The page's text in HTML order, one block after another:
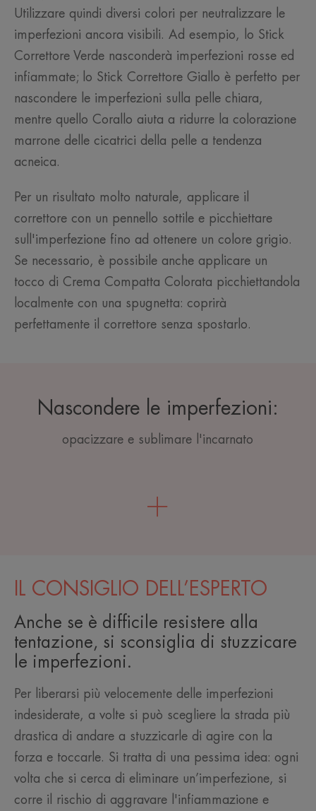
Utilizzare quindi diversi colori per neutralizzare le
imperfezioni ancora visibili. Ad esempio, lo Stick
Correttore Verde nasconderà imperfezioni rosse ed
infiammate; lo Stick Correttore Giallo è perfetto per
nascondere le imperfezioni sulla pelle chiara,
mentre quello Corallo aiuta a ridurre la colorazione
marrone delle cicatrici della pelle a tendenza
acneica.
Per un risultato molto naturale, applicare il
correttore con un pennello sottile e picchiettare
sull'imperfezione fino ad ottenere un colore grigio.
Se necessario, è possibile anche applicare un
tocco di Crema Compatta Colorata picchiettandola
localmente con una spugnetta: coprirà
perfettamente il correttore senza spostarlo.
Nascondere le imperfezioni:
opacizzare e sublimare l'incarnato
IL CONSIGLIO DELL’ESPERTO
Anche se è difficile resistere alla
tentazione, si sconsiglia di stuzzicare
le imperfezioni.
Per liberarsi più velocemente delle imperfezioni
indesiderate, a volte si può scegliere la strada più
drastica di andare a stuzzicarle di agire con la
forza e toccarle. Si tratta di una pessima idea: ogni
volta che si cerca di eliminare un’imperfezione, si
corre il rischio di aggravare l'infiammazione e